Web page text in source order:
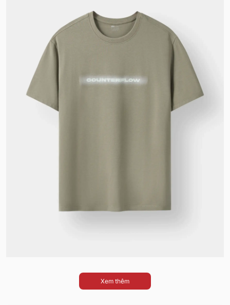
Xem thêm